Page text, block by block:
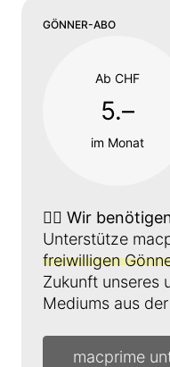
GÖNNER-ABO
Ab CHF
5.–
im Monat
👉🏼 Wir
Unterstütze
freiwilligen
Zukunft unseres
Mediums aus
macprime